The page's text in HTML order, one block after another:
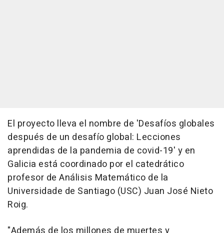
El proyecto lleva el nombre de 'Desafíos globales
después de un desafío global: Lecciones
aprendidas de la pandemia de covid-19' y en
Galicia está coordinado por el catedrático
profesor de Análisis Matemático de la
Universidade de Santiago (USC) Juan José Nieto
Roig.